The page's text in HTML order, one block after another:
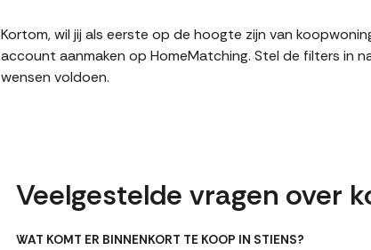
Kortom, wil jij als eerste op de hoogte zijn van
account aanmaken op HomeMatching. Stel de filters in
wensen voldoen.
Veelgestelde vragen over
WAT KOMT ER BINNENKORT TE KOOP IN STIENS?